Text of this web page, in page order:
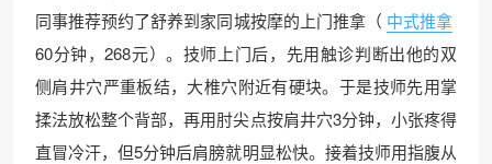
同事推荐预约了舒养到家同城按摩的上门推拿（ 中式推拿
60分钟，268元）。技师上门后，先用触诊判断出他的双
侧肩井穴严重板结，大椎穴附近有硬块。于是技师先用掌
揉法放松整个背部，再用肘尖点按肩井穴3分钟，小张疼得
直冒冷汗，但5分钟后肩膀就明显松快。接着技师用指腹从